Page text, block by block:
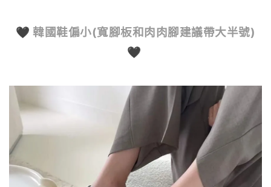
🖤 韓國鞋偏小(寬腳板和肉肉腳建議帶大半號)
🖤